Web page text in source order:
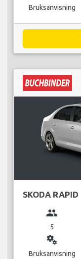
Bruksanvisning
SKODA RAPID
group
5
miscellaneous_services
Bruksanvisning